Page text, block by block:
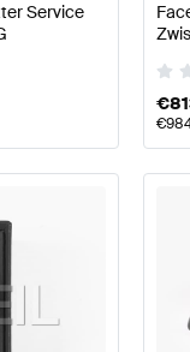
Service
€
€